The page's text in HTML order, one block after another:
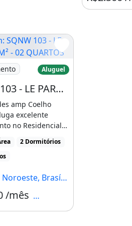
do
De Serviço
Na Cozinha
No Quarto
103 - LE PARC - 79M² - 02
Aluguel
SQNW 103 - LE PARC - 79M² - 02 QUARTOS - 01 SUÍTE - VISTA LIVRE - NOROESTE
amp Coelho
excelente
no Residencial
empreendimento
2 Dormitórios
Brasília - DF
/mês Condomínio R$925